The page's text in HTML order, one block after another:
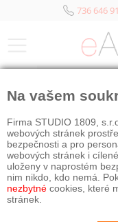
736 646
Na vašem
Firma STUDIO 1809,
webových stránek
bezpečnosti a pro
webových stránek i
uloženy v naprostém
nim nikdo, kdo nemá.
nezbytné cookies, které
stránek.